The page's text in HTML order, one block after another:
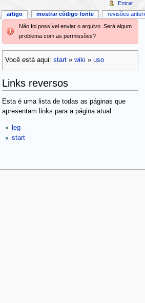
Não foi possível enviar o arquivo. Será algum
problema com as permissões?
Você está aqui: start» wiki » uso
Links reversos
Esta é uma lista de todas as páginas que
apresentam links para a página atual.
leg
start
artigo mostrar código fonte revisões
Entrar